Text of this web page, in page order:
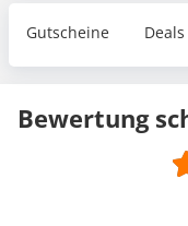
Gutscheine Deals
Bewertung